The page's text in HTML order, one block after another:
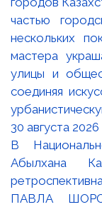
В
Абылхана
ПАВЛА